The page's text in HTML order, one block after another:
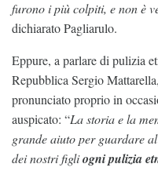
furono i più colpiti, e non è
dichiarato Pagliarulo.
Eppure, a parlare di pulizia
Repubblica Sergio
pronunciato proprio in
auspicato: “La storia e la
grande aiuto per guardare
dei nostri figliogni pulizia